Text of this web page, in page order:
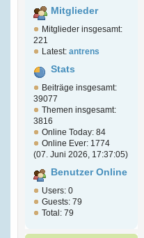
Mitglieder
Mitglieder insgesamt:
221
Latest: antrens
Stats
Beiträge insgesamt:
39077
Themen insgesamt:
3816
Online Today: 84
Online Ever: 1774
(07. Juni 2026, 17:37:05)
Benutzer Online
Users: 0
Guests: 79
Total: 79